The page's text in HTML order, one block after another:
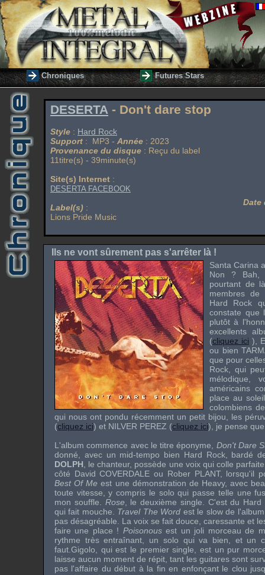
Chroniques Futures Stars
DESERTA - Don't dare stop
Style : Hard Rock
Support : MP3 - Année : 2023
Provenance du disque : Reçu du label
11titre(s) - 39minute(s)
Site(s) Internet :
DESERTA FACEBOOK
Label(s) :
Lions Pride Music
Date
Ils ne vont sûrement pas s'arrêter là !
Santa Carina
Non ?
pourtant de
membres de
Hard Rock
constate que
plutôt à
excellents
(cliquez ici ),
ou bien
que pour
Rock, qui
mélodique,
américains
place au
colombiens
qui nous ont pondu récemment un petit bijou, les
(cliquez ici) et NILVER PEREZ (cliquez ici), je pense
L'album commence avec le titre éponyme, Don't Dare
donné, avec un mid-tempo bien Hard Rock, bardé
DOLPH , le chanteur, possède une voix qui colle
côté David COVERDALE ou Rober PLANT, lorsqu'il
Best Of Me est une démonstration de Heavy, avec
toute vitesse, y compris le solo qui passe telle une
mon souffle.
Rose , le deuxième single. C'est du
qui fait mouche. Travel The Word est le slow de
pas désagréable. La voix se fait douce, caressante et
faire une place ! Poisonousest un joli morceau de
rythme très entraînant, un solo qui va bien, et un
faut.Gigolo, qui est le premier single, est un pur
laisse aucun moment de répit, tant les guitares sont
pas l'affaire du début à la fin en enfonçant le clou